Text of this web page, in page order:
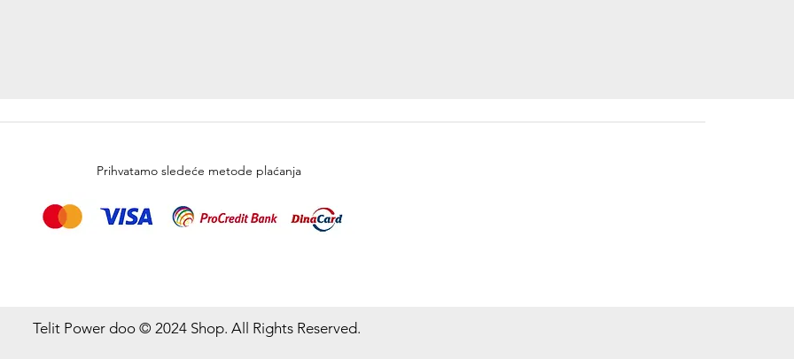
Prihvatamo sledeće metode plaćanja
Telit Power doo © 2024 Shop. All Rights Reserved.